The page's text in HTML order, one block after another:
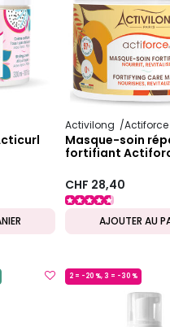
Activilong Actiforce
Masque-soin
fortifiant
CHF 28,40
AJOUTER AU
2 = -20 %, 3 = -30 %